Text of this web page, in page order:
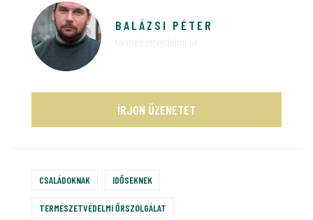
BALÁZSI PÉTER
ÍRJON ÜZENETET
CSALÁDOKNAK IDŐSEKNEK
TERMÉSZETVÉDELMI ŐRSZOLGÁLAT